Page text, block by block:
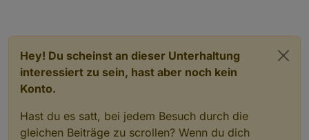
Hey! Du scheinst an dieser Unterhaltung
interessiert zu sein, hast aber noch kein
Konto.
Hast du es satt, bei jedem Besuch durch die
gleichen Beiträge zu scrollen? Wenn du dich